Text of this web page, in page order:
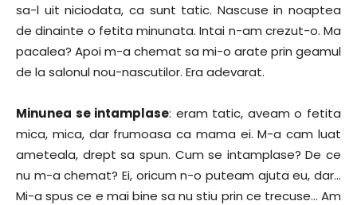
sa-l uit niciodata, ca sunt tatic. Nascuse in noaptea
de dinainte o fetita minunata. Intai n-am crezut-o. Ma
pacalea? Apoi m-a chemat sa mi-o arate prin geamul
de la salonul nou-nascutilor. Era adevarat.
Minunea se intamplase: eram tatic, aveam o fetita
mica, mica, dar frumoasa ca mama ei. M-a cam luat
ameteala, drept sa spun. Cum se intamplase? De ce
nu m-a chemat? Ei, oricum n-o puteam ajuta eu, dar…
Mi-a spus ce e mai bine sa nu stiu prin ce trecuse… Am